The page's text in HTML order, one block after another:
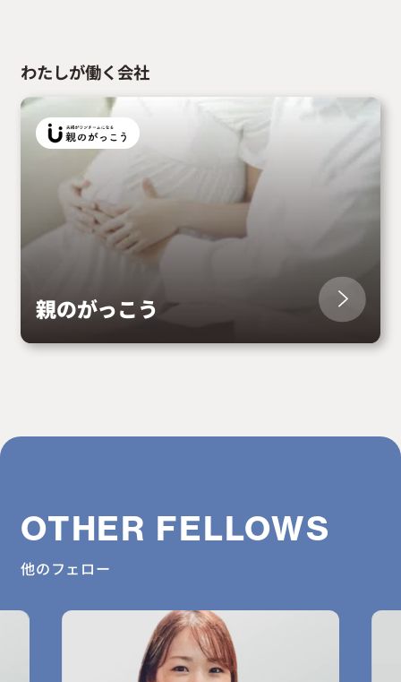
わたしが働く会社
親のがっこう
OTHER FELLOWS
他のフェロー